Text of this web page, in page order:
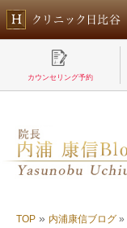
カウンセリング予約
TOP » 内浦康信ブログ »